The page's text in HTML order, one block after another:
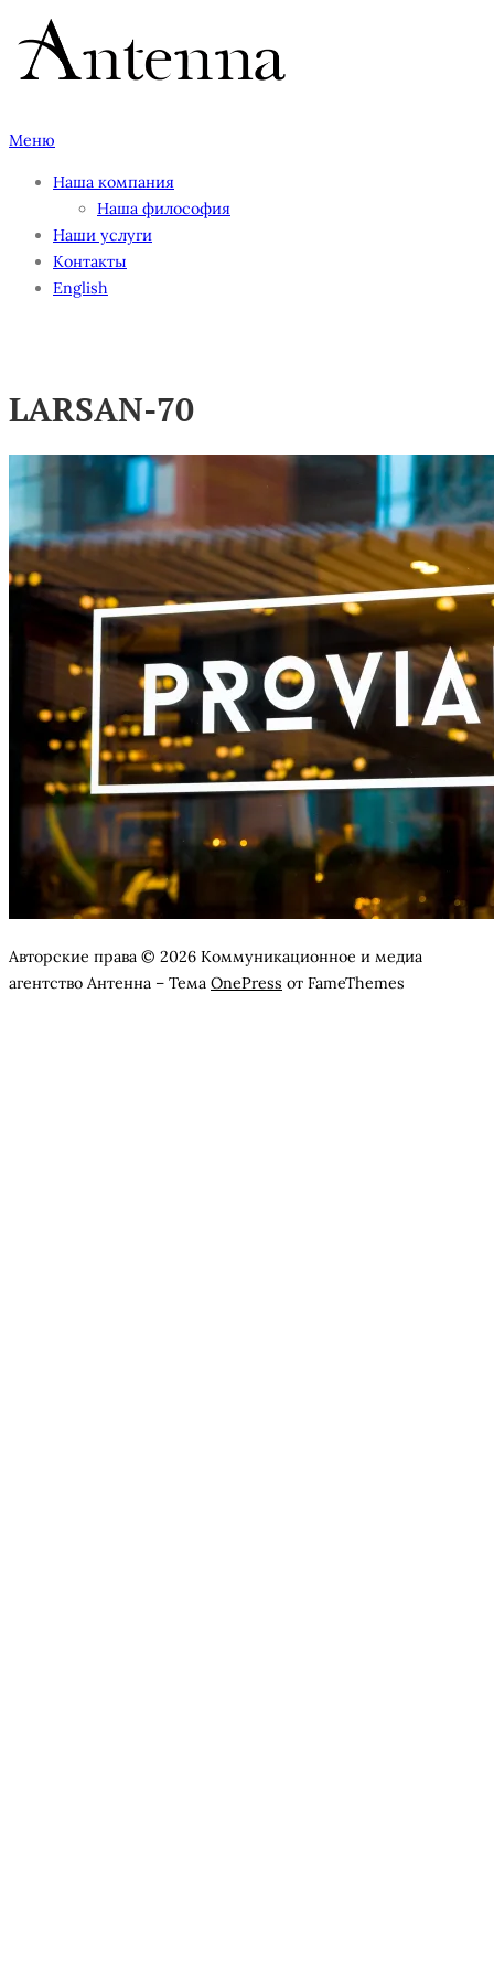
Перейти
содержимому
Меню
Наша компания
Наша философия
Наши услуги
Контакты
English
LARSAN-70
Авторские права © 2026 Коммуникационное и медиа
агентство Антенна – Тема OnePress от FameThemes